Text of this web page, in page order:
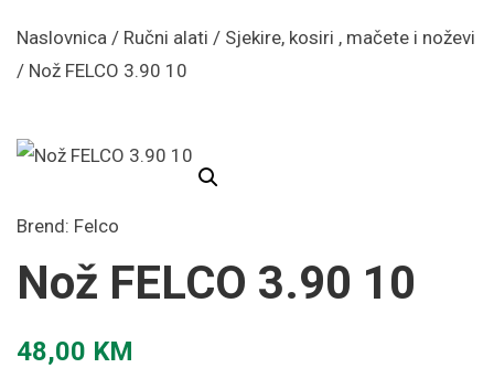
Naslovnica / Ručni alati / Sjekire, kosiri , mačete i noževi
/ Nož FELCO 3.90 10
Brend: Felco
Nož FELCO 3.90 10
48,00 KM